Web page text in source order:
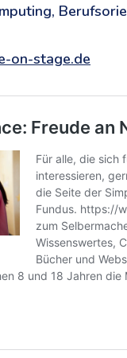
on-stage.de